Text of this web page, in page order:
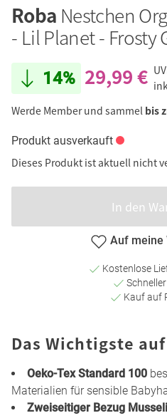
Roba Nestchen
- Lil Planet - Frosty
14% 29,99 €
Werde Member und sammel bis
Produkt ausverkauft
Dieses Produkt ist aktuell nicht
In den
Auf meine
Kostenlose
Kauf auf
Das Wichtigste
Oeko-Tex Standard 100
Materialien für sensible
Zweiseitiger Bezug